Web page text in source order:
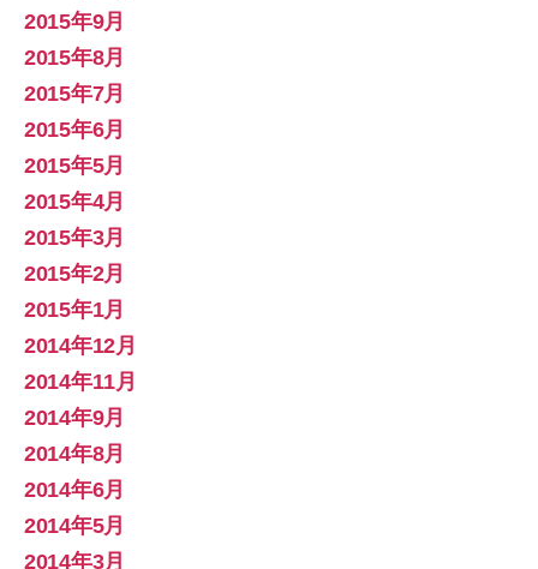
2015年9月
2015年8月
2015年7月
2015年6月
2015年5月
2015年4月
2015年3月
2015年2月
2015年1月
2014年12月
2014年11月
2014年9月
2014年8月
2014年6月
2014年5月
2014年3月